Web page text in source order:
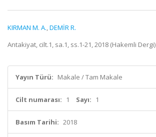
KIRMAN M. A.,DEMİR R.
Antakiyat, cilt.1, sa.1, ss.1-21, 2018 (Hakemli Dergi)
Yayın Türü: Makale / Tam Makale
Cilt numarası: 1 Sayı: 1
Basım Tarihi: 2018